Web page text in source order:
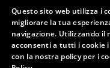
Questo sito web utilizza i
migliorare la tua
navigazione. Utilizzando il
acconsenti a tutti i cookie
con la nostra policy per i